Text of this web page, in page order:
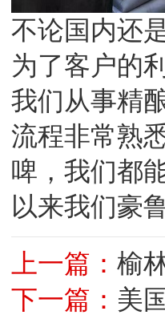
不论国内还
为了客户的
我们从事精
流程非常熟
啤，我们都
以来我们豪
上一篇： 榆
下一篇： 美